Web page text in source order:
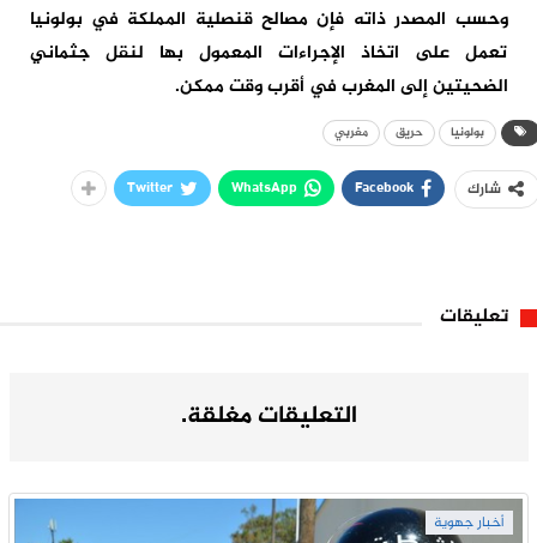
وحسب المصدر ذاته فإن مصالح قنصلية المملكة في بولونيا
تعمل على اتخاذ الإجراءات المعمول بها لنقل جثماني
الضحيتين إلى المغرب في أقرب وقت ممكن.
بولونيا حريق مغربي
شارك Facebook
WhatsApp
Twitter
تعليقات
التعليقات مغلقة.
أخبار جهوية